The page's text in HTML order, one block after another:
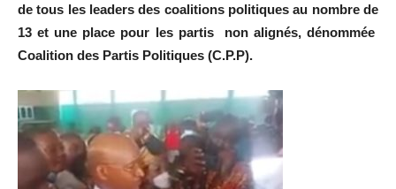
de tous les leaders des coalitions politiques au nombre de
13 et une place pour les partis non alignés, dénommée
Coalition des Partis Politiques (C.P.P).